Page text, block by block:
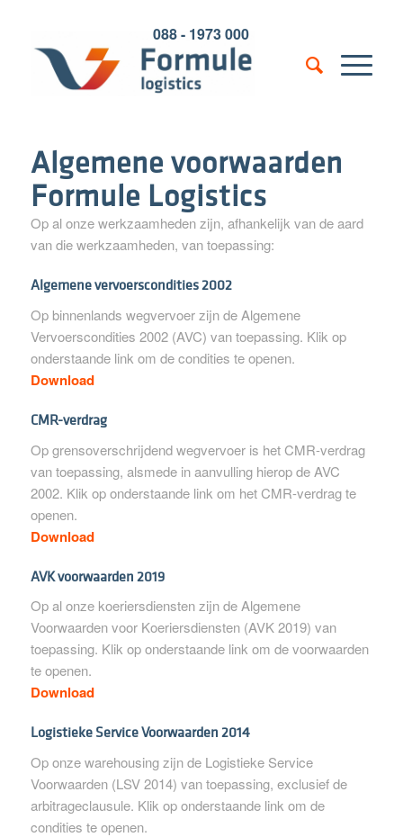
088 - 1973 000
Algemene voorwaarden
Formule Logistics
Op al onze werkzaamheden zijn, afhankelijk van de aard
van die werkzaamheden, van toepassing:
Algemene vervoerscondities 2002
Op binnenlands wegvervoer zijn de Algemene
Vervoerscondities 2002 (AVC) van toepassing. Klik op
onderstaande link om de condities te openen.
Download
CMR-verdrag
Op grensoverschrijdend wegvervoer is het CMR-verdrag
van toepassing, alsmede in aanvulling hierop de AVC
2002. Klik op onderstaande link om het CMR-verdrag te
openen.
Download
AVK voorwaarden 2019
Op al onze koeriersdiensten zijn de Algemene
Voorwaarden voor Koeriersdiensten (AVK 2019) van
toepassing. Klik op onderstaande link om de voorwaarden
te openen.
Download
Logistieke Service Voorwaarden 2014
Op onze warehousing zijn de Logistieke Service
Voorwaarden (LSV 2014) van toepassing, exclusief de
arbitrageclausule. Klik op onderstaande link om de
condities te openen.